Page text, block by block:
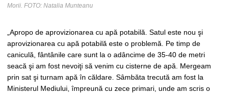
Morii. FOTO: Natalia Munteanu
„Apropo de aprovizionarea cu apă potabilă. Satul este nou şi
aprovizionarea cu apă potabilă este o problemă. Pe timp de
caniculă, fântânile care sunt la o adâncime de 35-40 de metri
seacă şi am fost nevoiţi să venim cu cisterne de apă. Mergeam
prin sat şi turnam apă în căldare. Sâmbăta trecută am fost la
Ministerul Mediului, împreună cu zece primari, unde am scris o